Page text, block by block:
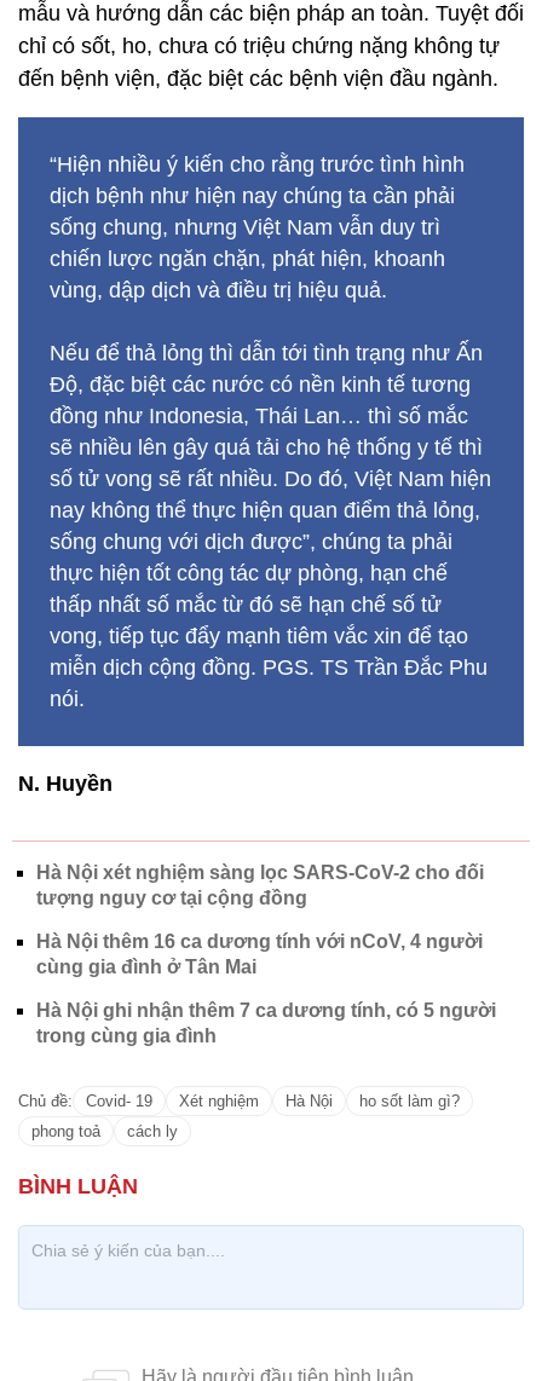
mẫu và hướng dẫn các biện pháp an toàn. Tuyệt đối
chỉ có sốt, ho, chưa có triệu chứng nặng không tự
đến bệnh viện, đặc biệt các bệnh viện đầu ngành.
“Hiện nhiều ý kiến cho rằng trước tình hình
dịch bệnh như hiện nay chúng ta cần phải
sống chung, nhưng Việt Nam vẫn duy trì
chiến lược ngăn chặn, phát hiện, khoanh
vùng, dập dịch và điều trị hiệu quả.
Nếu để thả lỏng thì dẫn tới tình trạng như Ấn
Độ, đặc biệt các nước có nền kinh tế tương
đồng như Indonesia, Thái Lan… thì số mắc
sẽ nhiều lên gây quá tải cho hệ thống y tế thì
số tử vong sẽ rất nhiều. Do đó, Việt Nam hiện
nay không thể thực hiện quan điểm thả lỏng,
sống chung với dịch được”, chúng ta phải
thực hiện tốt công tác dự phòng, hạn chế
thấp nhất số mắc từ đó sẽ hạn chế số tử
vong, tiếp tục đẩy mạnh tiêm vắc xin để tạo
miễn dịch cộng đồng. PGS. TS Trần Đắc Phu
nói.
N. Huyền
Hà Nội xét nghiệm sàng lọc SARS-CoV-2 cho đối
tượng nguy cơ tại cộng đồng
Hà Nội thêm 16 ca dương tính với nCoV, 4 người
cùng gia đình ở Tân Mai
Hà Nội ghi nhận thêm 7 ca dương tính, có 5 người
trong cùng gia đình
Chủ đề: Covid- 19 Xét nghiệm Hà Nội
ho sốt làm gì?
phong toả
cách ly